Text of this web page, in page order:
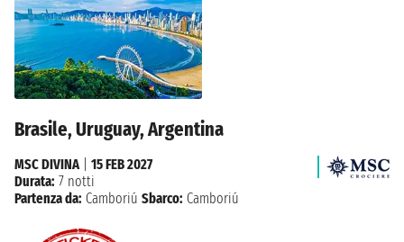
Brasile, Uruguay, Argentina
MSC DIVINA
15 FEB 2027
Durata: 7 notti
Partenza da: Camboriú Sbarco: Camboriú